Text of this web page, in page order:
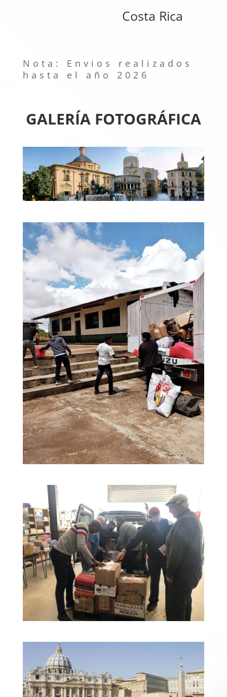
Costa Rica
Nota: Envios realizados
hasta el año 2026
GALERÍA FOTOGRÁFICA